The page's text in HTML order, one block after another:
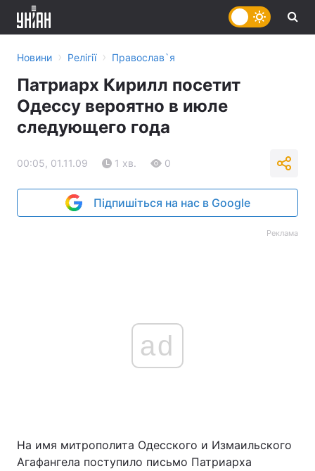
Новини › Релігії › Православ`я
Патриарх Кирилл посетит
Одессу вероятно в июле
следующего года
00:05, 01.11.09 1 хв. 0
Підпишіться на нас в Google
Реклама
ad
На имя митрополита Одесского и Измаильского
Агафангела поступило письмо Патриарха